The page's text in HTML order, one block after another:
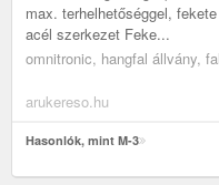
max. terhelhetőséggel,
acél szerkezet Feke...
omnitronic, hangfal állvány,
arukereso.hu
Hasonlók, mint M-3